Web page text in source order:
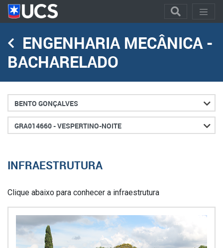
ENGENHARIA MECÂNICA -
BACHARELADO
Cidade
Turno
INFRAESTRUTURA
Clique abaixo para conhecer a infraestrutura